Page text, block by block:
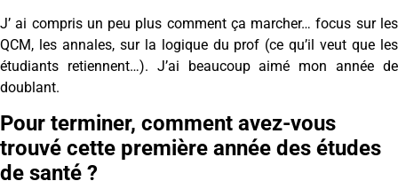
J’ ai compris un peu plus comment ça marcher… focus sur les
QCM, les annales, sur la logique du prof (ce qu’il veut que les
étudiants retiennent…). J’ai beaucoup aimé mon année de
doublant.
Pour terminer, comment avez-vous
trouvé cette première année des études
de santé ?